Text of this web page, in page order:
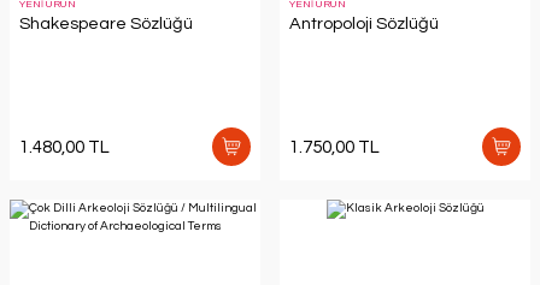
YENİ ÜRÜN
Shakespeare Sözlüğü
1.480,00 TL
YENİ ÜRÜN
Antropoloji Sözlüğü
1.750,00 TL